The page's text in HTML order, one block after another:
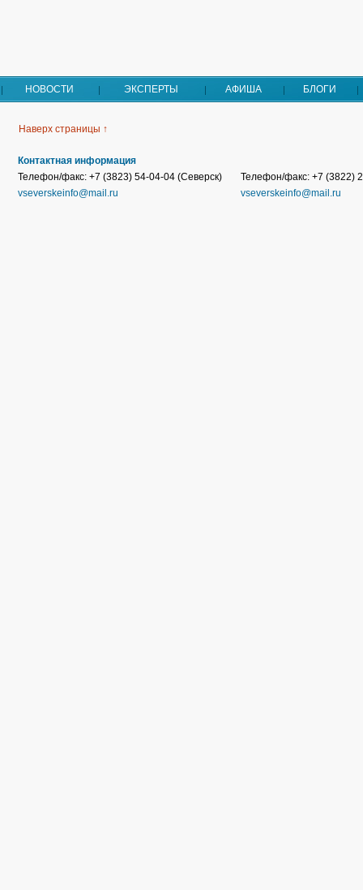
НОВОСТИ ЭКСПЕРТЫ АФИША БЛОГИ
Наверх страницы ↑
Контактная информация
Телефон/факс: +7 (3823) 54-04-04 (Северск)
vseverskeinfo@mail.ru
Телефон/факс: +7 (3822)
vseverskeinfo@mail.ru